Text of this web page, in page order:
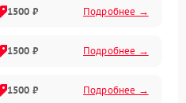
и аккумулятором
корпусом и другие
1500 ₽ Подробнее →
1500 ₽ Подробнее →
1500 ₽ Подробнее →